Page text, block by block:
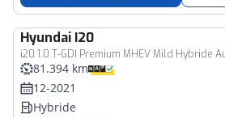
Hyundai I20
81.394 km
12-2021
Hybride